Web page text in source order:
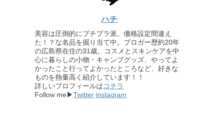
ハチ
美容は圧倒的にプチプラ派。価格設定間違え
た！？な名品を掘り当て中。ブロガー歴約20年
の広島県在住の31歳。コスメとスキンケアを中
心に暮らしの小物・キャンプグッズ、やってよ
かったこと行ってよかったところなど、好きな
ものを熱量高く紹介しています！！
詳しいプロフィールはコチラ
Follow me▶Twitter instagram